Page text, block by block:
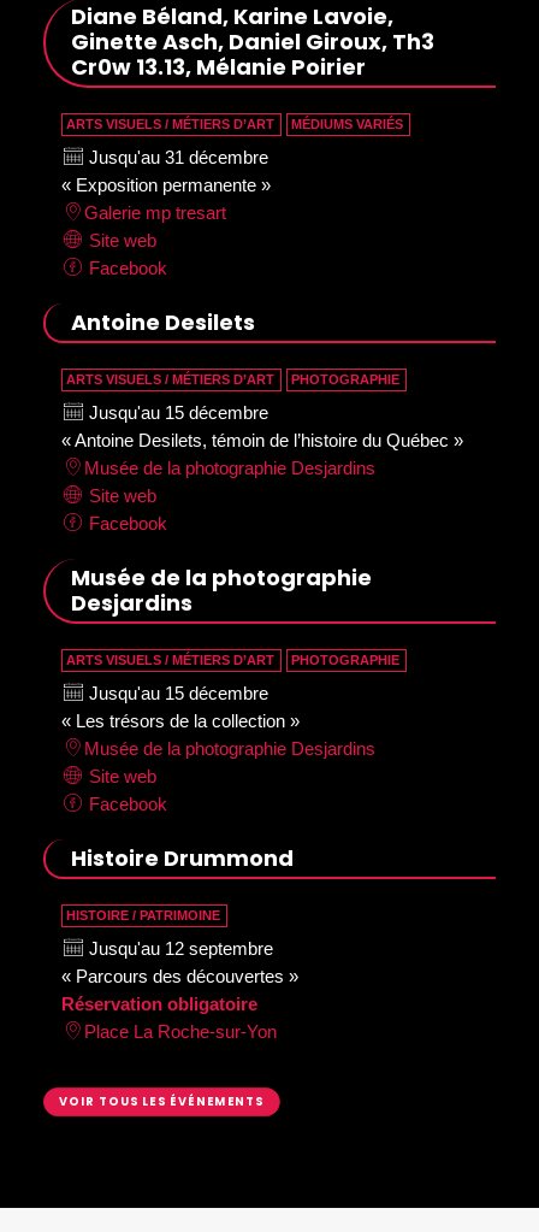
Diane Béland, Karine Lavoie,
Ginette Asch, Daniel Giroux, Th3
Cr0w 13.13, Mélanie Poirier
ARTS VISUELS / MÉTIERS D’ART MÉDIUMS VARIÉS
Jusqu'au 31 décembre
« Exposition permanente »
Galerie mp tresart
Site web
Facebook
Antoine Desilets
ARTS VISUELS / MÉTIERS D’ART PHOTOGRAPHIE
Jusqu'au 15 décembre
« Antoine Desilets, témoin de l’histoire du Québec »
Musée de la photographie Desjardins
Site web
Facebook
Musée de la photographie
Desjardins
ARTS VISUELS / MÉTIERS D’ART PHOTOGRAPHIE
Jusqu'au 15 décembre
« Les trésors de la collection »
Musée de la photographie Desjardins
Site web
Facebook
Histoire Drummond
HISTOIRE / PATRIMOINE
Jusqu'au 12 septembre
« Parcours des découvertes »
Réservation obligatoire
Place La Roche-sur-Yon
VOIR TOUS LES ÉVÉNEMENTS